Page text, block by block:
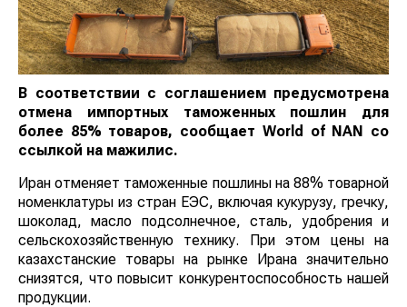
В соответствии с соглашением предусмотрена
отмена импортных таможенных пошлин для
более 85% товаров, сообщает World of NAN со
ссылкой на мажилис.
Иран отменяет таможенные пошлины на 88% товарной
номенклатуры из стран ЕЭС, включая кукурузу, гречку,
шоколад, масло подсолнечное, сталь, удобрения и
сельскохозяйственную технику. При этом цены на
казахстанские товары на рынке Ирана значительно
снизятся, что повысит конкурентоспособность нашей
продукции.